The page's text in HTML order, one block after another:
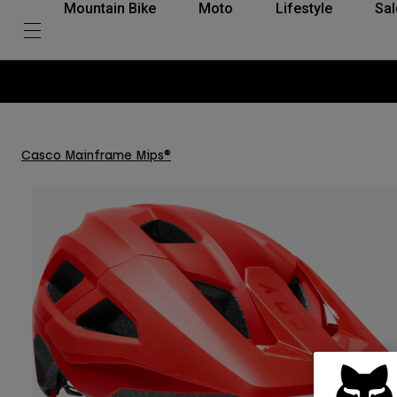
Mountain Bike Moto Lifestyle
Casco Mainframe Mips®